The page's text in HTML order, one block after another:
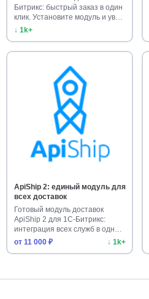
Битрикс: быстрый заказ в один
клик. Установите модуль и ув…
↓ 1k+
ApiShip 2: единый модуль для
всех доставок
Готовый модуль доставок
ApiShip 2 для 1С-Битрикс:
интеграция всех служб в одном
…
от 11 000 ₽ ↓ 1k+